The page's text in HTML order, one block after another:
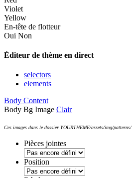
Violet
Yellow
En-tête de flotteur
Oui Non
Éditeur de thème en direct
selectors
elements
Body Content
Body Bg Image Clair
Ces images dans le dossier YOURTHEME/assets/img/patterns/
Pièces jointes
Position